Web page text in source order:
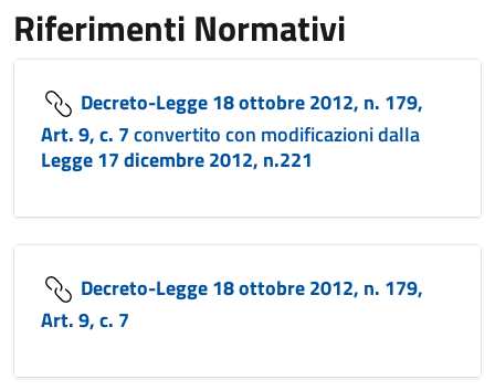
Riferimenti Normativi
Decreto-Legge 18 ottobre 2012, n. 179,
Art. 9, c. 7convertito con modificazioni dalla
Legge 17 dicembre 2012, n.221
Decreto-Legge 18 ottobre 2012, n. 179,
Art. 9, c. 7